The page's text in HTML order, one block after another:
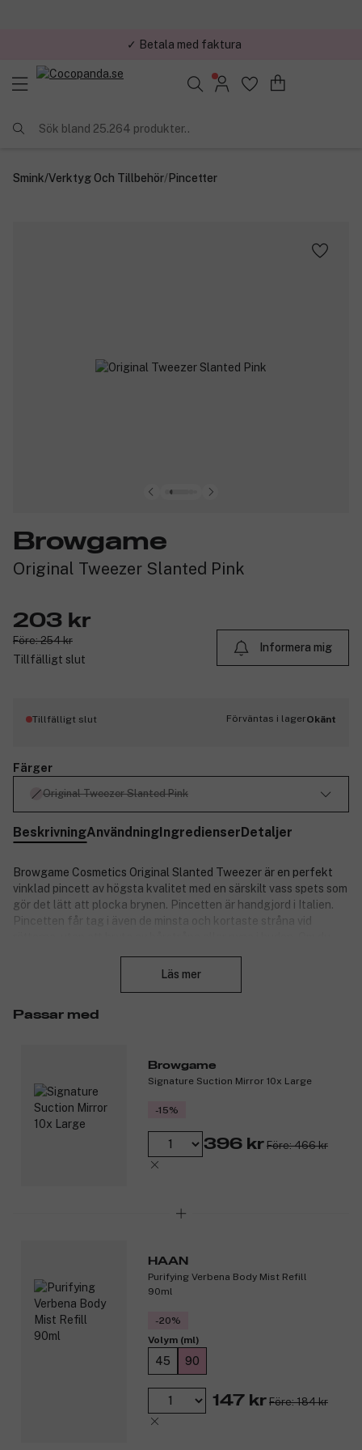
Sök bland 25.264 produkter..
Smink/Verktyg Och Tillbehör/Pincetter
Browgame
Original Tweezer Slanted Pink
203 kr
Före: 254 kr
Tillfälligt slut
Informera mig
Tillfälligt slut Förväntas i lagerOkänt
Färger
Original Tweezer Slanted Pink
BeskrivningAnvändningIngredienserDetaljer
Browgame Cosmetics Original Slanted Tweezer är en perfekt
vinklad pincett av högsta kvalitet med en särskilt vass spets som
gör det lätt att plocka brynen. Pincetten är handgjord i Italien.
Pincetten får tag i även de minsta och kortaste stråna vid
hårstrån kan du sluta leta nu.
Tillverkad av svenskt och slitstarkt rostfritt stål.
Produktionsland: Italien. Precis nog att komma åt varenda
3258468
Läs mer
Passar med
Browgame
Signature Suction Mirror 10x Large
-15%
396 kr Före: 466 kr
HAAN
Purifying Verbena Body Mist Refill
90ml
-20%
Volym (ml)
45 90
147 kr Före: 184 kr